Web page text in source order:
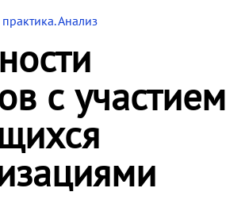
Анализ
с участием